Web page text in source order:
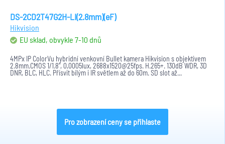
DS-2CD2T47G2H-LI(2.8mm)(eF)
Hikvision
EU sklad, obvykle 7-10 dnů
4MPx IP ColorVu hybridní venkovní Bullet kamera Hikvision s objektivem
2.8mm.CMOS 1/1.8", 0,0005lux, 2688x1520@25fps. H.265+. 130dB WDR, 3D
DNR, BLC, HLC. Přísvit bílým i IR světlem až do 60m. SD slot až...
Pro zobrazení ceny se přihlaste